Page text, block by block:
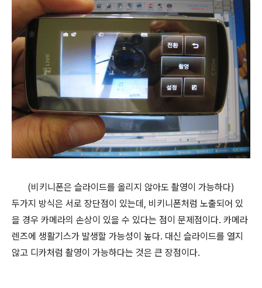
(비키니폰은 슬라이드를 올리지 않아도 촬영이 가능하다)
두가지 방식은 서로 장단점이 있는데, 비키니폰처럼 노출되어 있
을 경우 카메라의 손상이 있을 수 있다는 점이 문제점이다. 카메라
렌즈에 생활기스가 발생할 가능성이 높다. 대신 슬라이드를 열지
않고 디카처럼 촬영이 가능하다는 것은 큰 장점이다.